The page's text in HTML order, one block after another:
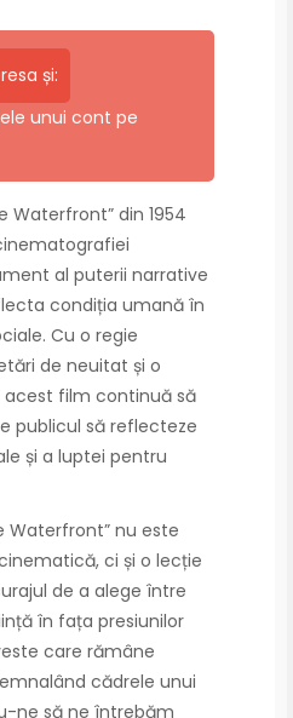
și:
unui cont pe
Waterfront” din 1954
al puterii narrative
condiția umană în
Cu o regie
de neuitat și o
film continuă să
publicul să reflecteze
și a luptei pentru
Waterfront” nu este
ci și o lecție
de a alege între
în fața presiunilor
care rămâne
cădrele unui
ne să ne întrebăm